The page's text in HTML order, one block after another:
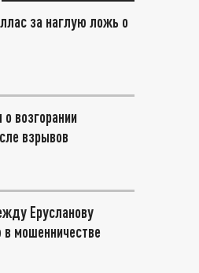
за наглую ложь о
возгорании
взрывов
Ерусланову
мошенничестве